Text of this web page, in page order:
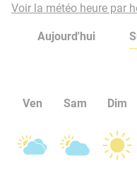
Voir la météo heure par
Aujourd'hui
Ven Sam Dim